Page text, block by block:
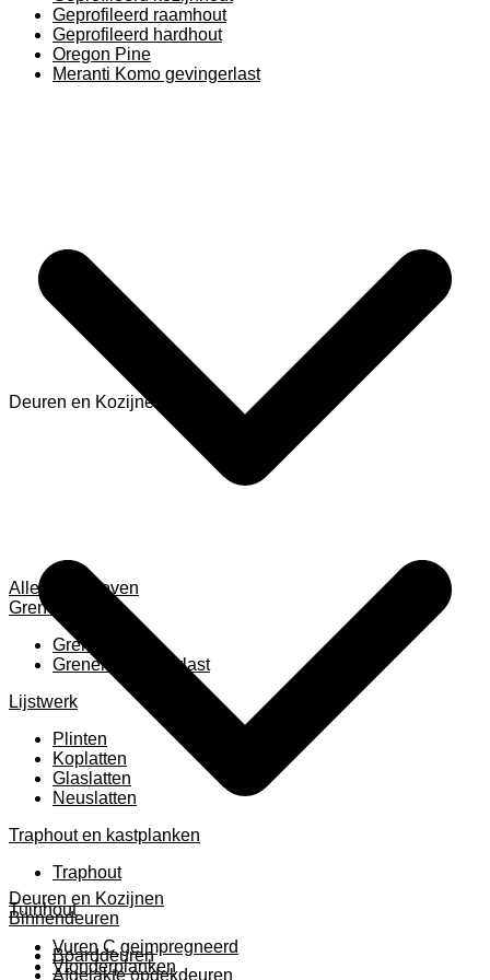
Geprofileerd raamhout
Geprofileerd hardhout
Oregon Pine
Meranti Komo gevingerlast
Alles weergeven
Grenen
Grenen B ruw
Grenen gevingerlast
Lijstwerk
Plinten
Koplatten
Glaslatten
Neuslatten
Traphout en kastplanken
Traphout
Tuinhout
Vuren C geimpregneerd
Vlonderplanken
Deuren en Kozijnen
Deuren en Kozijnen
Binnendeuren
Boarddeuren
Afgelakte opdekdeuren